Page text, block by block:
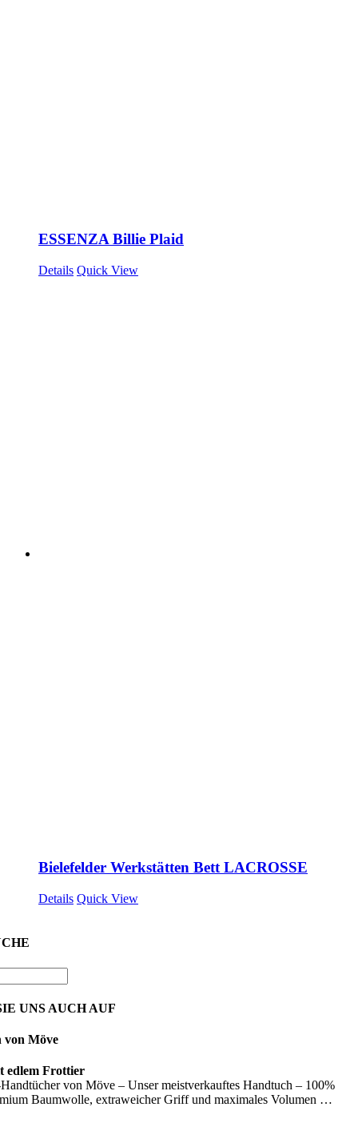
ESSENZA Billie Plaid
Details Quick View
Bielefelder Werkstätten Bett LACROSSE
Details Quick View
UNS AUCH AUF
von Möve
edlem Frottier
von Möve – Unser meistverkauftes Handtuch – 100%
Baumwolle, extraweicher Griff und maximales Volumen …